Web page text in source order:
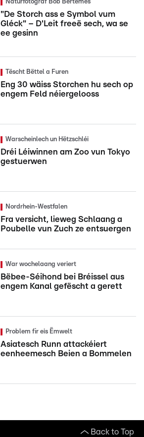
Naturfotograf Bob Bertemes
"De Storch ass e Symbol vum
Gléck" – D'Leit freeë sech, wa se
ee gesinn
Tëscht Bëttel a Furen
Eng 30 wäiss Storchen hu sech op
engem Feld néiergelooss
Warscheinlech un Hëtzschléi
Dréi Léiwinnen am Zoo vun Tokyo
gestuerwen
Nordrhein-Westfalen
Fra versicht, lieweg Schlaang a
Poubelle vun Zuch ze entsuergen
War wochelaang veriert
Bëbee-Séihond bei Bréissel aus
engem Kanal gefëscht a gerett
Problem fir eis Ëmwelt
Asiatesch Runn attackéiert
eenheemesch Beien a Bommelen
Back to Top